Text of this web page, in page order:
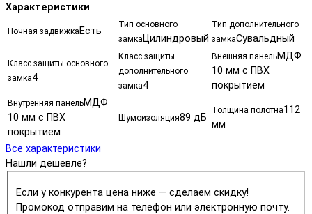
Характеристики
Ночная задвижка Есть
Тип основного
замка Цилиндровый
Тип дополнительного
замкаСувальдный
Класс защиты основного
замка4
Класс защиты
дополнительного
замка4
Внешняя панельМДФ
10 мм с ПВХ
покрытием
Внутренняя панельМДФ
10 мм с ПВХ
покрытием
Шумоизоляция89 дБ
Толщина полотна112
мм
Все характеристики
Нашли дешевле?
Если у конкурента цена ниже — сделаем скидку!
Промокод отправим на телефон или электронную почту.